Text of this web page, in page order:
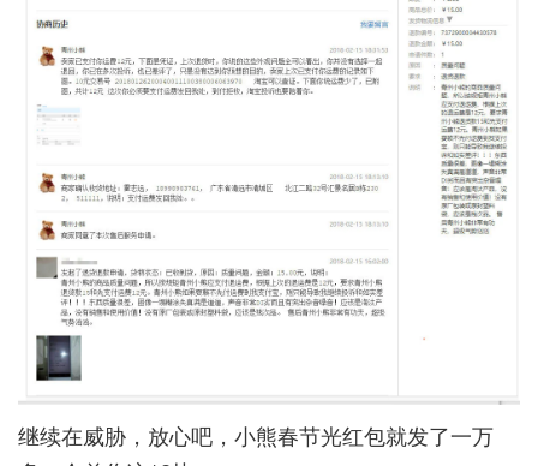
继续在威胁，放心吧，小熊春节光红包就发了一万